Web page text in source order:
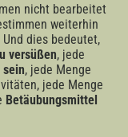
nicht bearbeitet
weiterhin
dies bedeutet,
versüßen, jede
, jede Menge
jede Menge
Betäubungsmittel